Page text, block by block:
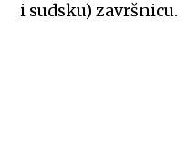
i sudsku) završnicu.